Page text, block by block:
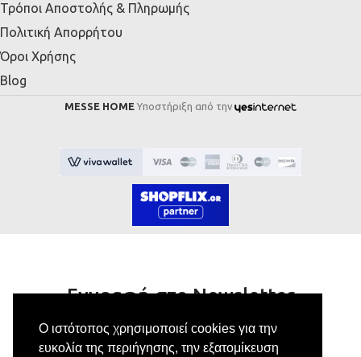
Ο ιστότοπος χρησιμοποιεί cookies για την
ευκολία της περιήγησης, την εξατομίκευση
Τρόποι Αποστολής & Πληρωμής
Πολιτική Απορρήτου
Όροι Χρήσης
Blog
MESSE HOME Υποστήριξη από την
Εγγραφή στο Newsletter
Κάνε εγγραφή στο newsletter μας για να